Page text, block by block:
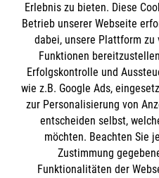
Erste Hilfe
Bewerte
Erlebnis zu bieten. Diese
Betrieb unserer Webseite
dabei, unsere Plattform zu
Funktionen
Erfolgskontrolle und
wie z.B. Google Ads,
zur Personalisierung von
entscheiden selbst,
möchten. Beachten Sie
Zustimmung
Funktionalitäten der